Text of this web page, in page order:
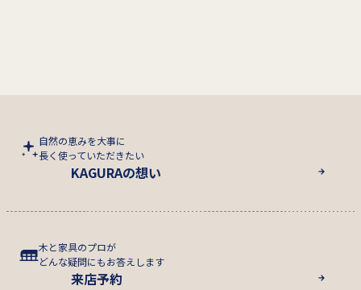
自然の恵みを大事に
長く使っていただきたい
KAGURAの想い
木と家具のプロが
どんな疑問にもお答えします
来店予約